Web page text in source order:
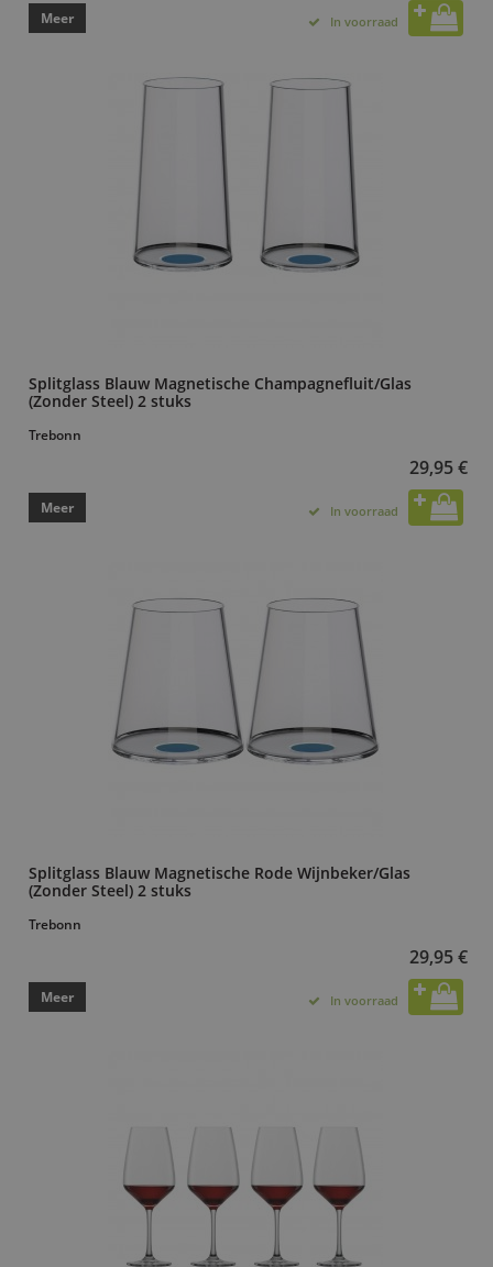
Meer In voorraad
Splitglass Blauw Magnetische Champagnefluit/Glas
(Zonder Steel) 2 stuks
Trebonn
29,95 €
Meer In voorraad
Splitglass Blauw Magnetische Rode Wijnbeker/Glas
(Zonder Steel) 2 stuks
Trebonn
29,95 €
Meer In voorraad